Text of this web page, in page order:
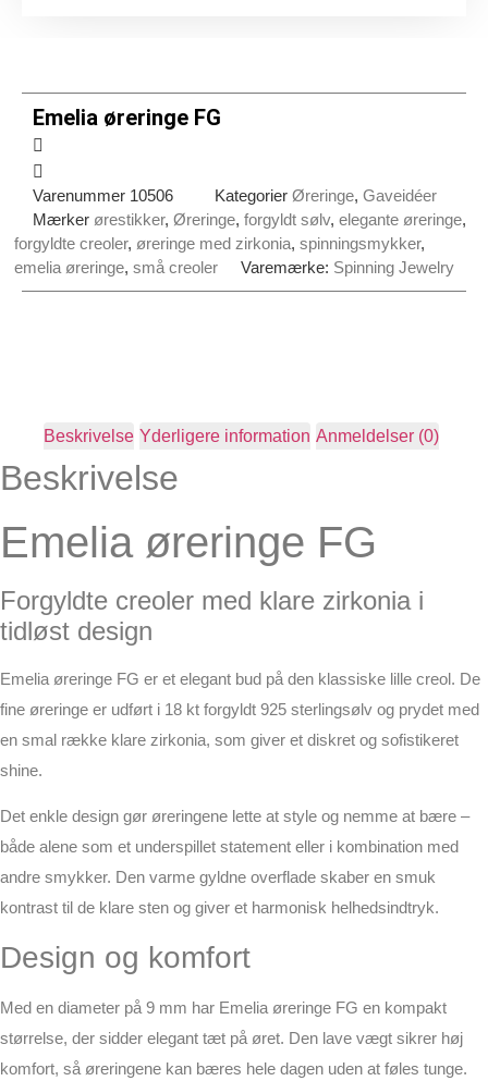
Emelia øreringe FG
Varenummer 10506 Kategorier Øreringe, Gaveidéer
Mærker ørestikker, Øreringe, forgyldt sølv, elegante øreringe,
forgyldte creoler, øreringe med zirkonia, spinningsmykker,
emelia øreringe, små creoler Varemærke: Spinning Jewelry
Beskrivelse Yderligere information Anmeldelser (0)
Beskrivelse
Emelia øreringe FG
Forgyldte creoler med klare zirkonia i
tidløst design
Emelia øreringe FG er et elegant bud på den klassiske lille creol. De
fine øreringe er udført i 18 kt forgyldt 925 sterlingsølv og prydet med
en smal række klare zirkonia, som giver et diskret og sofistikeret
shine.
Det enkle design gør øreringene lette at style og nemme at bære –
både alene som et underspillet statement eller i kombination med
andre smykker. Den varme gyldne overflade skaber en smuk
kontrast til de klare sten og giver et harmonisk helhedsindtryk.
Design og komfort
Med en diameter på 9 mm har Emelia øreringe FG en kompakt
størrelse, der sidder elegant tæt på øret. Den lave vægt sikrer høj
komfort, så øreringene kan bæres hele dagen uden at føles tunge.